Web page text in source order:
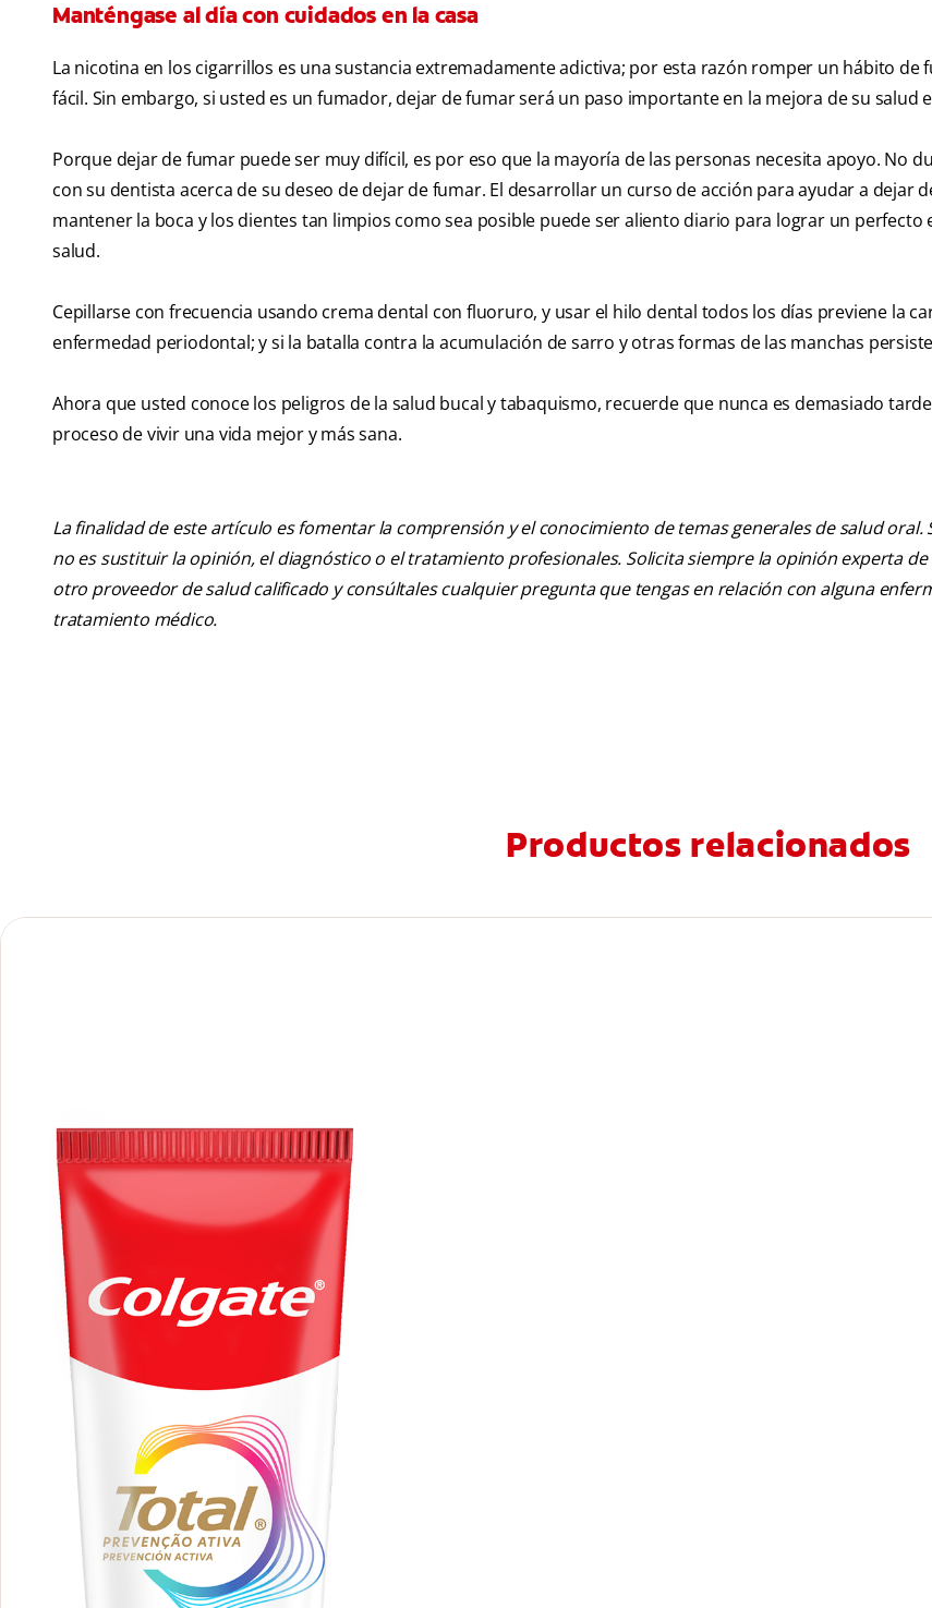
Manténgase al día con cuidados en la casa
La nicotina en los cigarrillos es una sustancia extremadamente adictiva; por esta razón romper un hábito de
fácil. Sin embargo, si usted es un fumador, dejar de fumar será un paso importante en la mejora de su salud
Porque dejar de fumar puede ser muy difícil, es por eso que la mayoría de las personas necesita apoyo. No
con su dentista acerca de su deseo de dejar de fumar. El desarrollar un curso de acción para ayudar a dejar
mantener la boca y los dientes tan limpios como sea posible puede ser aliento diario para lograr un perfecto
salud.
Cepillarse con frecuencia usando crema dental con fluoruro, y usar el hilo dental todos los días previene la
enfermedad periodontal; y si la batalla contra la acumulación de sarro y otras formas de las manchas
Ahora que usted conoce los peligros de la salud bucal y tabaquismo, recuerde que nunca es demasiado
proceso de vivir una vida mejor y más sana.
La finalidad de este artículo es fomentar la comprensión y el conocimiento de temas generales de salud oral.
no es sustituir la opinión, el diagnóstico o el tratamiento profesionales. Solicita siempre la opinión experta
otro proveedor de salud calificado y consúltales cualquier pregunta que tengas en relación con alguna
tratamiento médico.
Productos relacionados